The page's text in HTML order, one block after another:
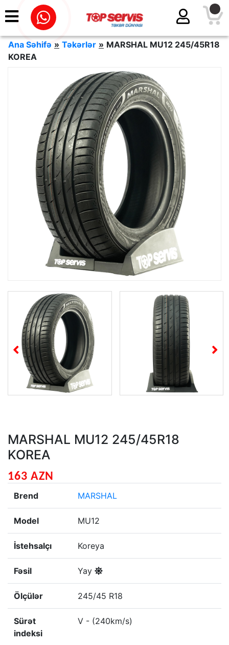
Ana Səhifə » Təkərlər » MARSHAL MU12 245/45R18
KOREA
MARSHAL MU12 245/45R18
KOREA
163 AZN
Brend MARSHAL
Model MU12
İstehsalçı Koreya
Fəsil Yay
Ölçülər 245/45 R18
Sürət
indeksi
V - (240km/s)